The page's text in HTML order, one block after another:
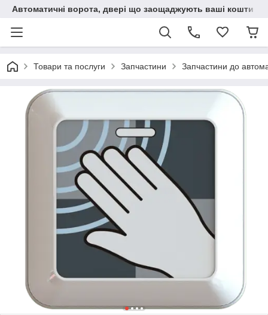
Автоматичні ворота, двері що заощаджують ваші кошти
Товари та послуги Запчастини Запчастини до